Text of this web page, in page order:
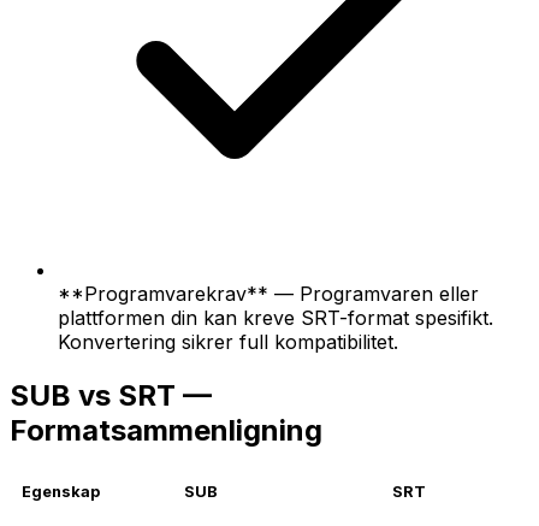
**Programvarekrav** — Programvaren eller
plattformen din kan kreve SRT-format spesifikt.
Konvertering sikrer full kompatibilitet.
SUB vs SRT —
Formatsammenligning
Egenskap SUB SRT